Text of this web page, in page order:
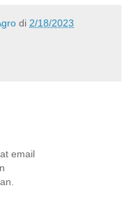
di 2/18/2023
email